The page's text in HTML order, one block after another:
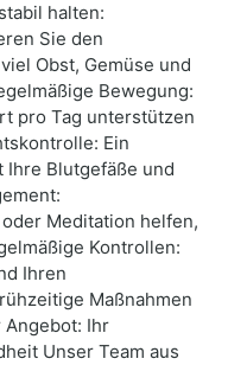
halten:
Sie den
Obst, Gemüse und
Bewegung:
pro Tag unterstützen
Ein
Blutgefäße und
Meditation helfen,
Kontrollen:
Ihren
Maßnahmen
Ihr
Unser Team aus